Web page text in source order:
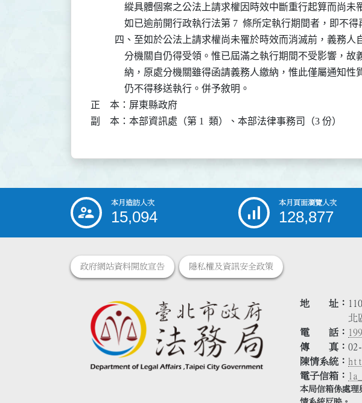
縱具體個案之公法上請求權因時效中斷重行起算而尚
如已逾前開行政執行法第 7  條所定執行期間者，即不
四、至如於公法上請求權尚未罹於時效而消滅前，義務
分機關自仍得受領。惟已屆滿之執行期間不受影響，
納，原處分機關雖得函請義務人繳納，惟此僅屬通知
              仍不得移送執行。併予敘明。
正    本：屏東縣政府
副    本：本部資訊處（第 1  類）、本部法律事務司（3 份）
::: 本月造訪人次
15,094
本月頁面瀏覽人次
128,877
政府網站資料開放宣告 隱私權及資訊安全政策
地 址
北
電 話
傳 真
陳情系統
電子信箱
本局信箱係處理